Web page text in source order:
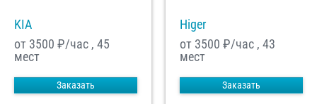
KIA
от 3500 ₽/час , 45
мест
Заказать
Higer
от 3500 ₽/час , 43
мест
Заказать